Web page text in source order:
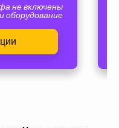
не включены
оборудование